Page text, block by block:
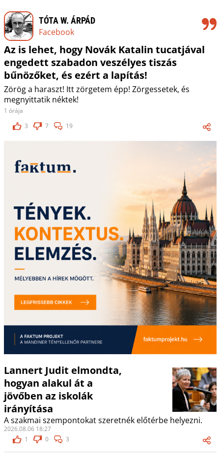
TÓTA W. ÁRPÁD
Facebook
Az is lehet, hogy Novák Katalin tucatjával
engedett szabadon veszélyes tiszás
bűnözőket, és ezért a lapítás!
Zörög a haraszt! Itt zörgetem épp! Zörgessetek, és
megnyittatik néktek!
1 órája
3
7 19
Lannert Judit elmondta,
hogyan alakul át a
jövőben az iskolák
irányítása
A szakmai szempontokat szeretnék előtérbe helyezni.
2026.08.06 18:27
1
0 3